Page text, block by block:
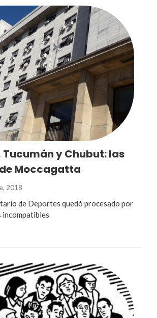
Tucumán y Chubut: las
Moccagatta
2018
de Deportes quedó procesado por
incompatibles